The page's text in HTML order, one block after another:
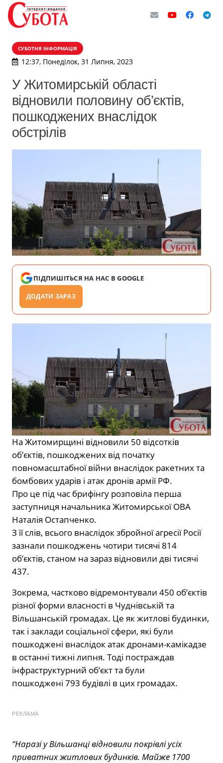
СУБОТНЯ ІНФОРМАЦІЯ
12:37, Понеділок, 31 Липня, 2023
У Житомирській області
відновили половину об’єктів,
пошкоджених внаслідок
обстрілів
ПІДПИШІТЬСЯ НА НАС В GOOGLE
ДОДАТИ ЗАРАЗ
На Житомирщині відновили 50 відсотків
об’єктів, пошкоджених від початку
повномасштабної війни внаслідок ракетних та
бомбових ударів і атак дронів армії РФ.
Про це під час брифінгу розповіла перша
заступниця начальника Житомирської ОВА
Наталія Остапченко.
З її слів, всього внаслідок збройної агресії Росії
зазнали пошкоджень чотири тисячі 814
об’єктів, станом на зараз відновили дві тисячі
437.
Зокрема, частково відремонтували 450 об’єктів
різної форми власності в Чуднівській та
Вільшанській громадах. Це як житлові будинки,
так і заклади соціальної сфери, які були
пошкоджені внаслідок атак дронами-камікадзе
в останні тижні липня. Тоді постраждав
інфраструктурний об’єкт та були
пошкоджені 793 будівлі в цих громадах.
РЕКЛАМА
“Наразі у Вільшанці відновили покрівлі усіх
приватних житлових будинків. Майже 1700